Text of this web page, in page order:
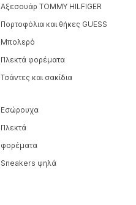
Αξεσουάρ TOMMY HILFIGER
Πορτοφόλια και θήκες GUESS
Μπολερό
Πλεκτά φορέματα
Τσάντες και σακίδια
Εσώρουχα
Πλεκτά
φορέματα
Sneakers ψηλά